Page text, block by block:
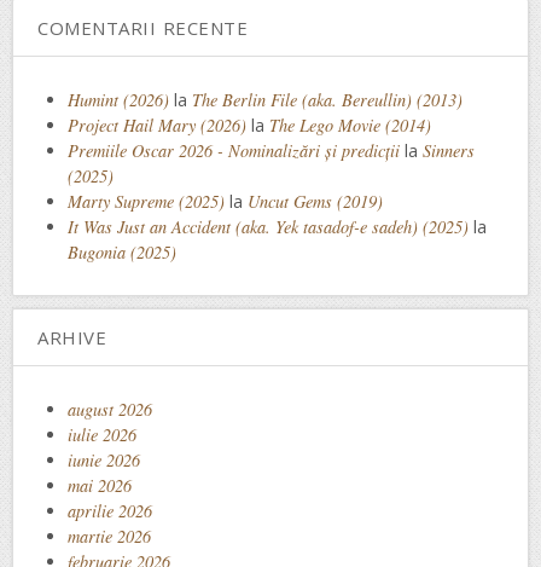
COMENTARII RECENTE
Humint (2026) la The Berlin File (aka. Bereullin) (2013)
Project Hail Mary (2026) la The Lego Movie (2014)
Premiile Oscar 2026 - Nominalizări și predicții la Sinners
(2025)
Marty Supreme (2025) la Uncut Gems (2019)
It Was Just an Accident (aka. Yek tasadof-e sadeh) (2025) la
Bugonia (2025)
ARHIVE
august 2026
iulie 2026
iunie 2026
mai 2026
aprilie 2026
martie 2026
februarie 2026